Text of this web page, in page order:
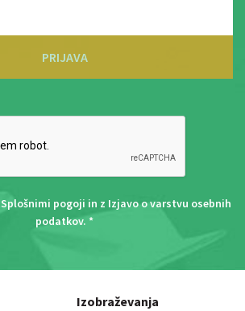
PRIJAVA
Splošnimi pogoji in z Izjavo o varstvu osebnih
podatkov. *
Izobraževanja